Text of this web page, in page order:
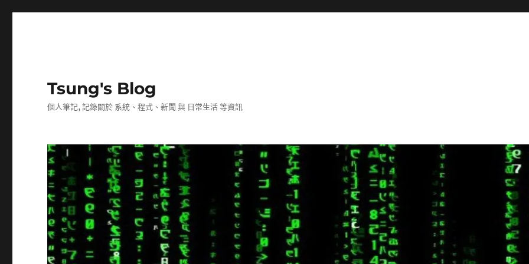
Tsung's Blog
個人筆記, 記錄關於 系統、程式、新聞 與 日常生活 等資訊